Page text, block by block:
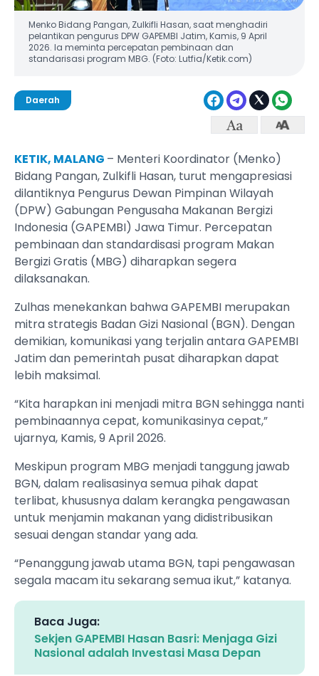
Menko Bidang Pangan, Zulkifli Hasan, saat menghadiri
pelantikan pengurus DPW GAPEMBI Jatim, Kamis, 9 April
2026. Ia meminta percepatan pembinaan dan
standarisasi program MBG. (Foto: Lutfia/Ketik.com)
Daerah
KETIK, MALANG – Menteri Koordinator (Menko)
Bidang Pangan, Zulkifli Hasan, turut mengapresiasi
dilantiknya Pengurus Dewan Pimpinan Wilayah
(DPW) Gabungan Pengusaha Makanan Bergizi
Indonesia (GAPEMBI) Jawa Timur. Percepatan
pembinaan dan standardisasi program Makan
Bergizi Gratis (MBG) diharapkan segera
dilaksanakan.
Zulhas menekankan bahwa GAPEMBI merupakan
mitra strategis Badan Gizi Nasional (BGN). Dengan
demikian, komunikasi yang terjalin antara GAPEMBI
Jatim dan pemerintah pusat diharapkan dapat
lebih maksimal.
“Kita harapkan ini menjadi mitra BGN sehingga nanti
pembinaannya cepat, komunikasinya cepat,”
ujarnya, Kamis, 9 April 2026.
Meskipun program MBG menjadi tanggung jawab
BGN, dalam realisasinya semua pihak dapat
terlibat, khususnya dalam kerangka pengawasan
untuk menjamin makanan yang didistribusikan
sesuai dengan standar yang ada.
“Penanggung jawab utama BGN, tapi pengawasan
segala macam itu sekarang semua ikut,” katanya.
Baca Juga:
Sekjen GAPEMBI Hasan Basri: Menjaga Gizi
Nasional adalah Investasi Masa Depan